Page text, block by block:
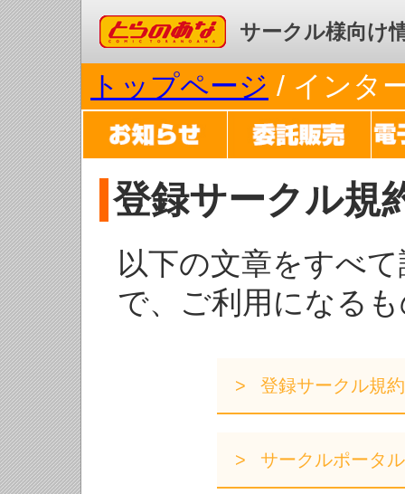
コミックとらのあな サークル様向け
トップページ / インタ
登録サークル規
以下の文章をすべ
で、ご利用になる
登録サークル規約
サークルポータ